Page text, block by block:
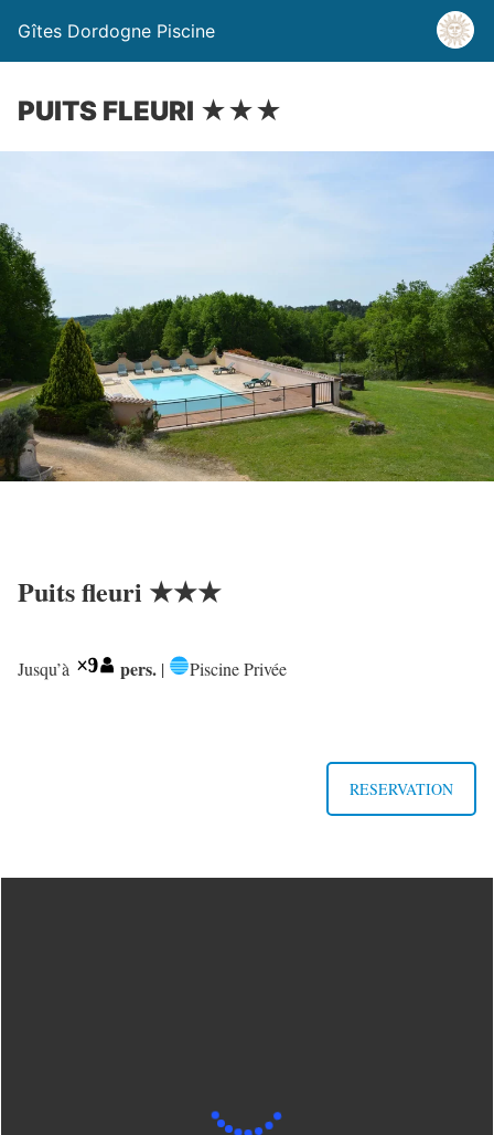
Gîtes Dordogne Piscine
PUITS FLEURI ★★★
Puits fleuri ★★★
Jusqu’à pers. | Piscine Privée
RESERVATION